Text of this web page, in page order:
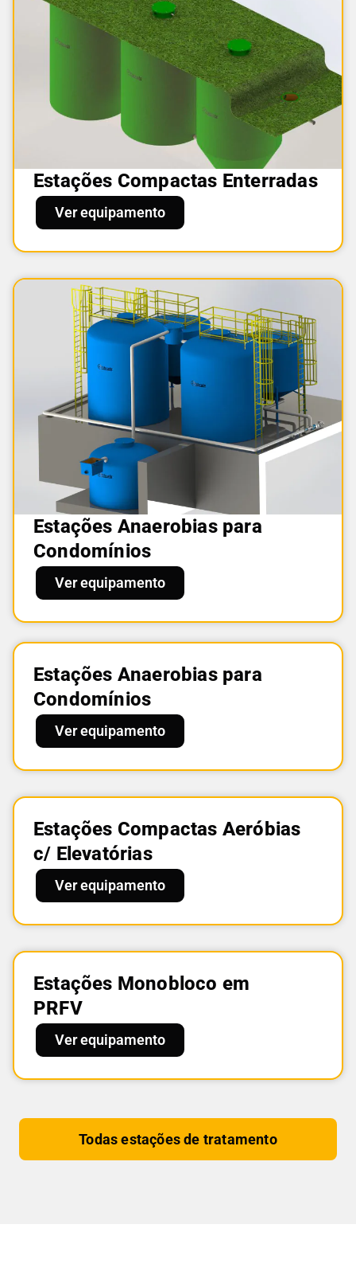
Estações Compactas Enterradas
Ver equipamento
Estações Anaerobias para
Condomínios
Ver equipamento
Estações Anaerobias para
Condomínios
Ver equipamento
Estações Compactas Aeróbias
c/ Elevatórias
Ver equipamento
Estações Monobloco em
PRFV
Ver equipamento
Todas estações de tratamento